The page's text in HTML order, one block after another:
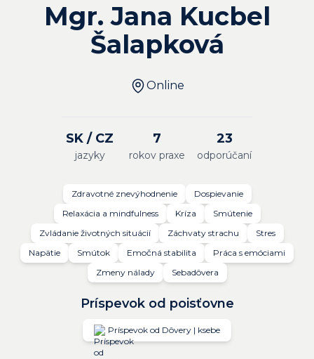
Mgr. Jana Kucbel
Šalapková
Online
SK / CZ
jazyky
7
rokov praxe
23
odporúčaní
Zdravotné znevýhodnenie
Dospievanie
Relaxácia a mindfulness
Kríza
Smútenie
Zvládanie životných situácií
Záchvaty strachu
Stres
Napätie
Smútok Emočná stabilita
Práca s emóciami
Zmeny nálady
Sebadôvera
Príspevok od poisťovne
Príspevok od Dôvery | ksebe